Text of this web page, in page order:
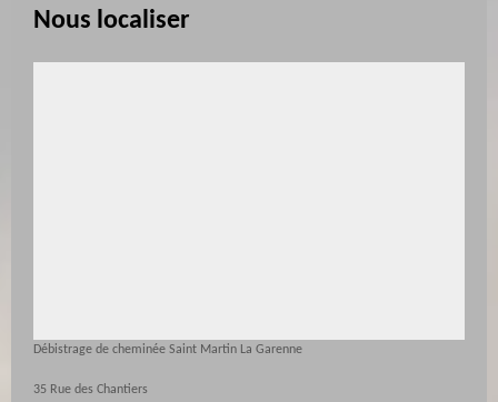
Nous localiser
Débistrage de cheminée Saint Martin La Garenne
35 Rue des Chantiers